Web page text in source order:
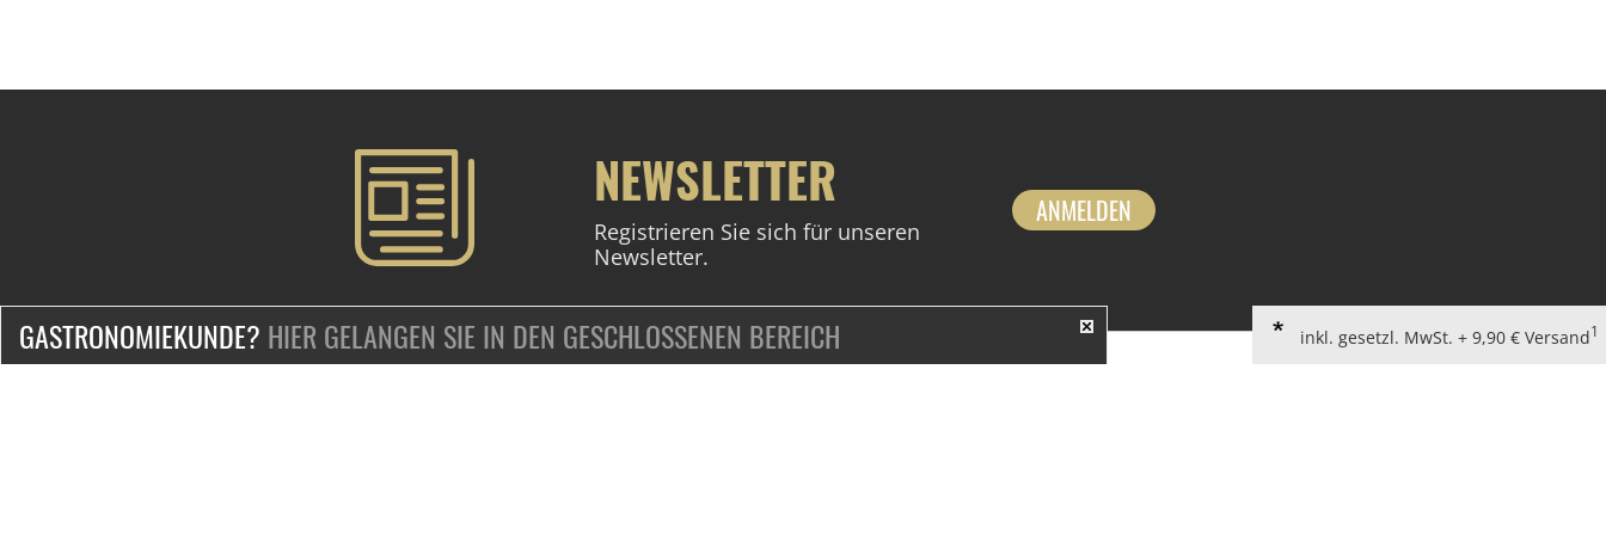
NEWSLETTER
Registrieren Sie sich für unseren
Newsletter.
ANMELDEN
GASTRONOMIEKUNDE? HIER GELANGEN SIE IN DEN GESCHLOSSENEN BEREICH inkl. gesetzl. MwSt. + 9,90 € Versand1